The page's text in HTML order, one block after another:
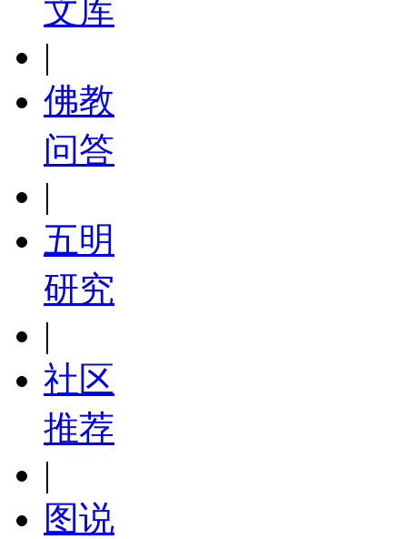
文库
|
佛教
问答
|
五明
研究
|
社区
推荐
|
图说